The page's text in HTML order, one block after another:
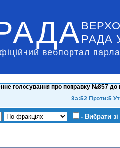
РАДА
вебпортал
голосування про поправку №857 до
За:52 Проти:5
- Вибрати